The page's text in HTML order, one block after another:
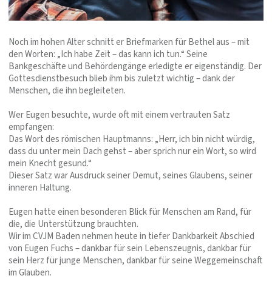
Noch im hohen Alter schnitt er Briefmarken für Bethel aus – mit
den Worten: „Ich habe Zeit – das kann ich tun.“ Seine
Bankgeschäfte und Behördengänge erledigte er eigenständig. Der
Gottesdienstbesuch blieb ihm bis zuletzt wichtig – dank der
Menschen, die ihn begleiteten.
Wer Eugen besuchte, wurde oft mit einem vertrauten Satz
empfangen:
Das Wort des römischen Hauptmanns: „Herr, ich bin nicht würdig,
dass du unter mein Dach gehst – aber sprich nur ein Wort, so wird
mein Knecht gesund.“
Dieser Satz war Ausdruck seiner Demut, seines Glaubens, seiner
inneren Haltung.
Eugen hatte einen besonderen Blick für Menschen am Rand, für
die, die Unterstützung brauchten.
Wir im CVJM Baden nehmen heute in tiefer Dankbarkeit Abschied
von Eugen Fuchs – dankbar für sein Lebenszeugnis, dankbar für
sein Herz für junge Menschen, dankbar für seine Weggemeinschaft
im Glauben.